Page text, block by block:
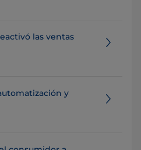
las ventas
y